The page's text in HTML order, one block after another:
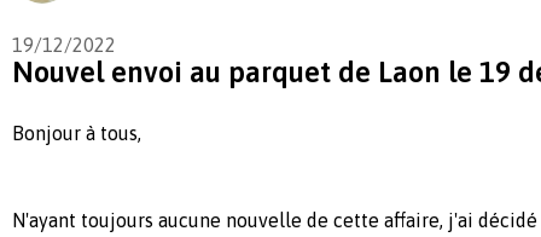
19/12/2022
Nouvel envoi au parquet de Laon le 19
Bonjour à tous,
N'ayant toujours aucune nouvelle de cette affaire, j'ai